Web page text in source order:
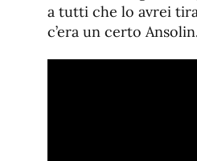
a tutti che lo avrei
c’era un certo